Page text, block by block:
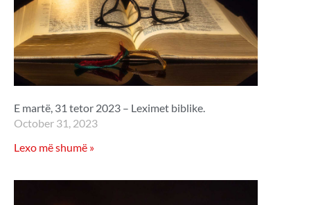
E martë, 31 tetor 2023 – Leximet biblike.
October 31, 2023
Lexo më shumë »